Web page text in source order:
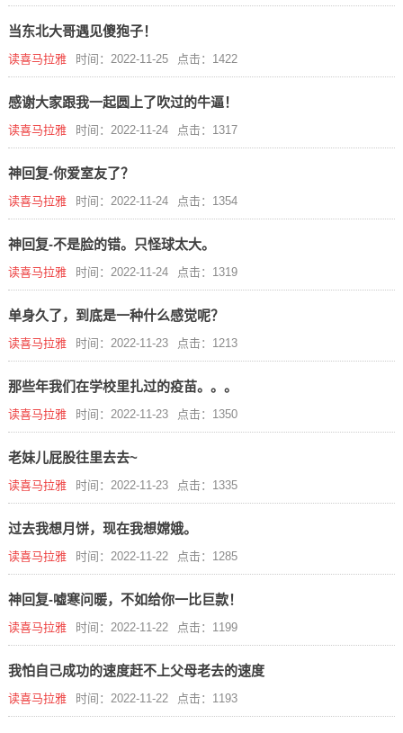
当东北大哥遇见傻狍子！
读喜马拉雅 时间：2022-11-25 点击：1422
感谢大家跟我一起圆上了吹过的牛逼！
读喜马拉雅 时间：2022-11-24 点击：1317
神回复-你爱室友了？
读喜马拉雅 时间：2022-11-24 点击：1354
神回复-不是脸的错。只怪球太大。
读喜马拉雅 时间：2022-11-24 点击：1319
单身久了，到底是一种什么感觉呢？
读喜马拉雅 时间：2022-11-23 点击：1213
那些年我们在学校里扎过的疫苗。。。
读喜马拉雅 时间：2022-11-23 点击：1350
老妹儿屁股往里去去~
读喜马拉雅 时间：2022-11-23 点击：1335
过去我想月饼，现在我想嫦娥。
读喜马拉雅 时间：2022-11-22 点击：1285
神回复-嘘寒问暖，不如给你一比巨款！
读喜马拉雅 时间：2022-11-22 点击：1199
我怕自己成功的速度赶不上父母老去的速度
读喜马拉雅 时间：2022-11-22 点击：1193